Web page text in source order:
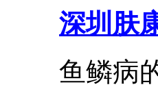
深圳肤
鱼鳞病的